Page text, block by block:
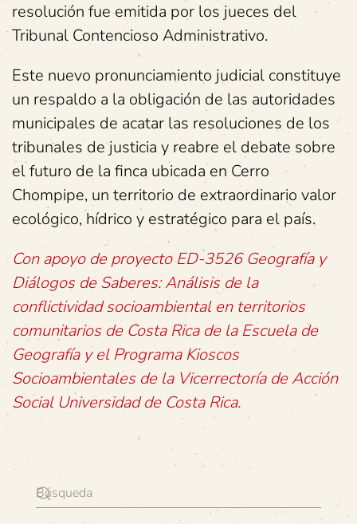
resolución fue emitida por los jueces del
Tribunal Contencioso Administrativo.
Este nuevo pronunciamiento judicial constituye
un respaldo a la obligación de las autoridades
municipales de acatar las resoluciones de los
tribunales de justicia y reabre el debate sobre
el futuro de la finca ubicada en Cerro
Chompipe, un territorio de extraordinario valor
ecológico, hídrico y estratégico para el país.
Con apoyo de proyecto ED-3526 Geografía y
Diálogos de Saberes: Análisis de la
conflictividad socioambiental en territorios
comunitarios de Costa Rica de la Escuela de
Geografía y el Programa Kioscos
Socioambientales de la Vicerrectoría de Acción
Social Universidad de Costa Rica.